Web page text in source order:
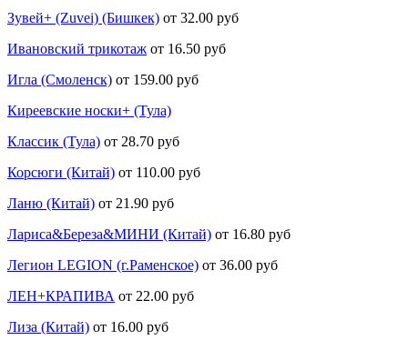
Зувей+ (Zuvei) (Бишкек) от 32.00 руб
Ивановский трикотаж от 16.50 руб
Игла (Смоленск) от 159.00 руб
Киреевские носки+ (Тула)
Классик (Тула) от 28.70 руб
Корсюги (Китай) от 110.00 руб
Ланю (Китай) от 21.90 руб
Лариса&Береза&МИНИ (Китай) от 16.80 руб
Легион LEGION (г.Раменское) от 36.00 руб
ЛЕН+КРАПИВА от 22.00 руб
Лиза (Китай) от 16.00 руб